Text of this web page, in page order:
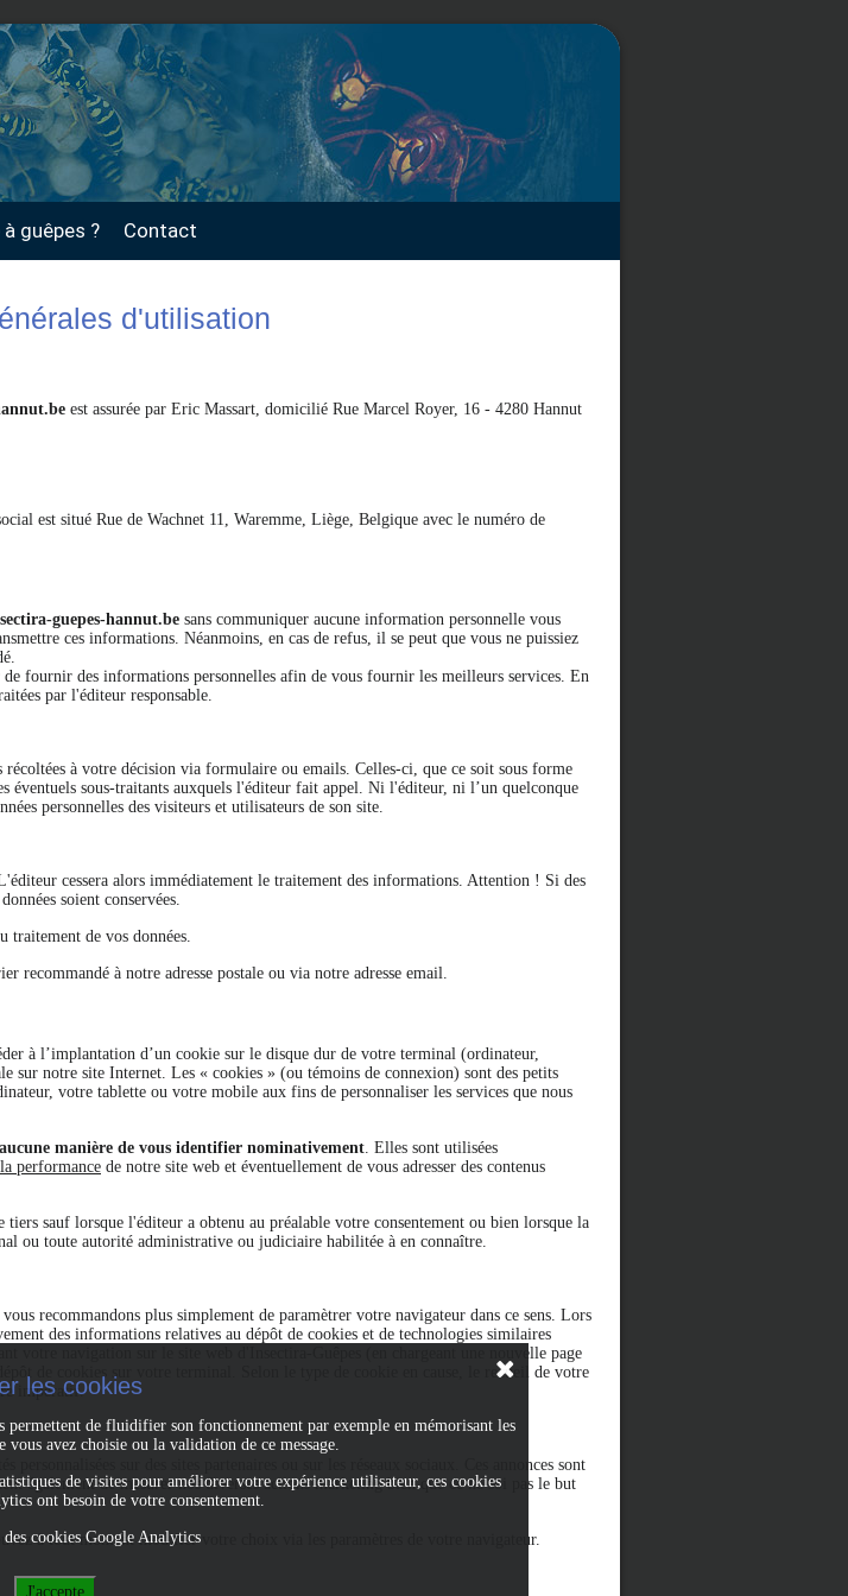
guêpes ? Contact
d'utilisation
est assurée par Eric Massart, domicilié Rue Marcel Royer, 16 - 4280 Hannut
est situé Rue de Wachnet 11, Waremme, Liège, Belgique avec le numéro de
guepes-hannut.be sans communiquer aucune information personnelle vous
ces informations. Néanmoins, en cas de refus, il se peut que vous ne puissiez
fournir des informations personnelles afin de vous fournir les meilleurs services. En
par l'éditeur responsable.
à votre décision via formulaire ou emails. Celles-ci, que ce soit sous forme
éventuels sous-traitants auxquels l'éditeur fait appel. Ni l'éditeur, ni l’un quelconque
personnelles des visiteurs et utilisateurs de son site.
cessera alors immédiatement le traitement des informations. Attention ! Si des
soient conservées.
traitement de vos données.
recommandé à notre adresse postale ou via notre adresse email.
à l’implantation d’un cookie sur le disque dur de votre terminal (ordinateur,
notre site Internet. Les « cookies » (ou témoins de connexion) sont des petits
votre tablette ou votre mobile aux fins de personnaliser les services que nous
manière de vous identifier nominativement. Elles sont utilisées
performance de notre site web et éventuellement de vous adresser des contenus
sauf lorsque l'éditeur a obtenu au préalable votre consentement ou bien lorsque la
ou toute autorité administrative ou judiciaire habilitée à en connaître.
recommandons plus simplement de paramètrer votre navigateur dans ce sens. Lors
des informations relatives au dépôt de cookies et de technologies similaires
votre navigation sur le site web d'Insectira-Guêpes (en chargeant une nouvelle page
de cookies sur votre terminal. Selon le type de cookie en cause, le recueil de votre
impératif.
sur des sites partenaires ou sur les réseaux sociaux. Ces annonces sont
également de mesurer nos diverses actions marketing bien que ce ne soi pas le but
à tout moment modifier votre choix via les paramètres de votre navigateur.
les cookies
permettent de fluidifier son fonctionnement par exemple en mémorisant les
vous avez choisie ou la validation de ce message.
de visites pour améliorer votre expérience utilisateur, ces cookies
ont besoin de votre consentement.
cookies Google Analytics